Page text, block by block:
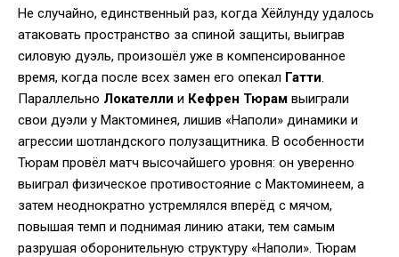
Не случайно, единственный раз, когда Хёйлунду удалось
атаковать пространство за спиной защиты, выиграв
силовую дуэль, произошёл уже в компенсированное
время, когда после всех замен его опекал Гатти.
Параллельно Локателли и Кефрен Тюрам выиграли
свои дуэли у Мактоминея, лишив «Наполи» динамики и
агрессии шотландского полузащитника. В особенности
Тюрам провёл матч высочайшего уровня: он уверенно
выиграл физическое противостояние с Мактоминеем, а
затем неоднократно устремлялся вперёд с мячом,
повышая темп и поднимая линию атаки, тем самым
разрушая оборонительную структуру «Наполи». Тюрам